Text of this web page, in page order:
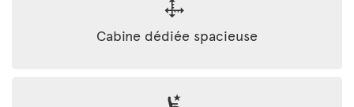
Cabine dédiée spacieuse